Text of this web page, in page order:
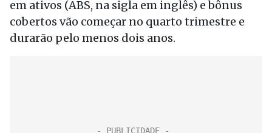
em ativos (ABS, na sigla em inglês) e bônus
cobertos vão começar no quarto trimestre e
durarão pelo menos dois anos.